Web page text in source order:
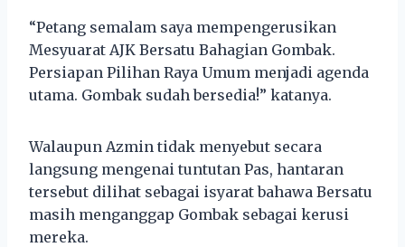
“Petang semalam saya mempengerusikan
Mesyuarat AJK Bersatu Bahagian Gombak.
Persiapan Pilihan Raya Umum menjadi agenda
utama. Gombak sudah bersedia!” katanya.
Walaupun Azmin tidak menyebut secara
langsung mengenai tuntutan Pas, hantaran
tersebut dilihat sebagai isyarat bahawa Bersatu
masih menganggap Gombak sebagai kerusi
mereka.